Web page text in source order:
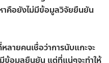
าคือยังไม่มีข้อมูลวิจัยยืนยัน
ลายคนเชื่อว่าการนับแกะจะ
ข้อมูลยืนยัน แต่ที่แน่ๆจะทำให้